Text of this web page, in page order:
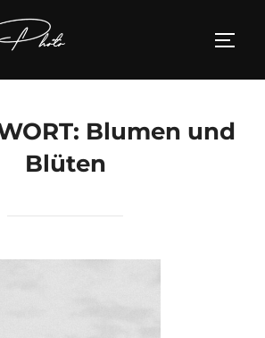
Blumen und
Blüten